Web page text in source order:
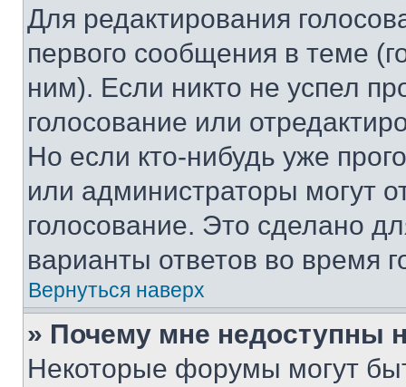
Для редактирования
первого сообщения в теме
ним). Если никто не успел
голосование или
Но если кто-нибудь уже
или администраторы могут
голосование. Это сделано
варианты ответов во время
Вернуться наверх
» Почему мне недоступны
Некоторые форумы могут